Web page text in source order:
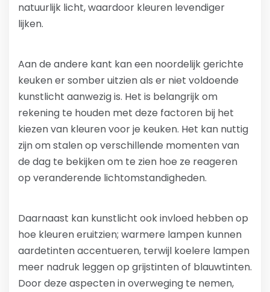
natuurlijk licht, waardoor kleuren levendiger
lijken.
Aan de andere kant kan een noordelijk gerichte
keuken er somber uitzien als er niet voldoende
kunstlicht aanwezig is. Het is belangrijk om
rekening te houden met deze factoren bij het
kiezen van kleuren voor je keuken. Het kan nuttig
zijn om stalen op verschillende momenten van
de dag te bekijken om te zien hoe ze reageren
op veranderende lichtomstandigheden.
Daarnaast kan kunstlicht ook invloed hebben op
hoe kleuren eruitzien; warmere lampen kunnen
aardetinten accentueren, terwijl koelere lampen
meer nadruk leggen op grijstinten of blauwtinten.
Door deze aspecten in overweging te nemen,